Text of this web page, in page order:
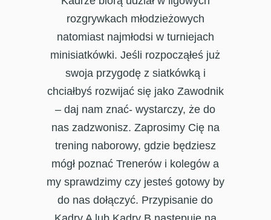
rozgrywkach młodzieżowych
natomiast najmłodsi w turniejach
minisiatkówki. Jeśli rozpocząłeś już
swoja przygodę z siatkówką i
chciałbyś rozwijać się jako Zawodnik
– daj nam znać- wystarczy, że do
nas zadzwonisz. Zaprosimy Cię na
trening naborowy, gdzie będziesz
mógł poznać Trenerów i kolegów a
my sprawdzimy czy jesteś gotowy by
do nas dołączyć. Przypisanie do